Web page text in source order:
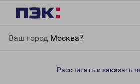
Ваш город Москва?
Майму
Рассчитать и заказать